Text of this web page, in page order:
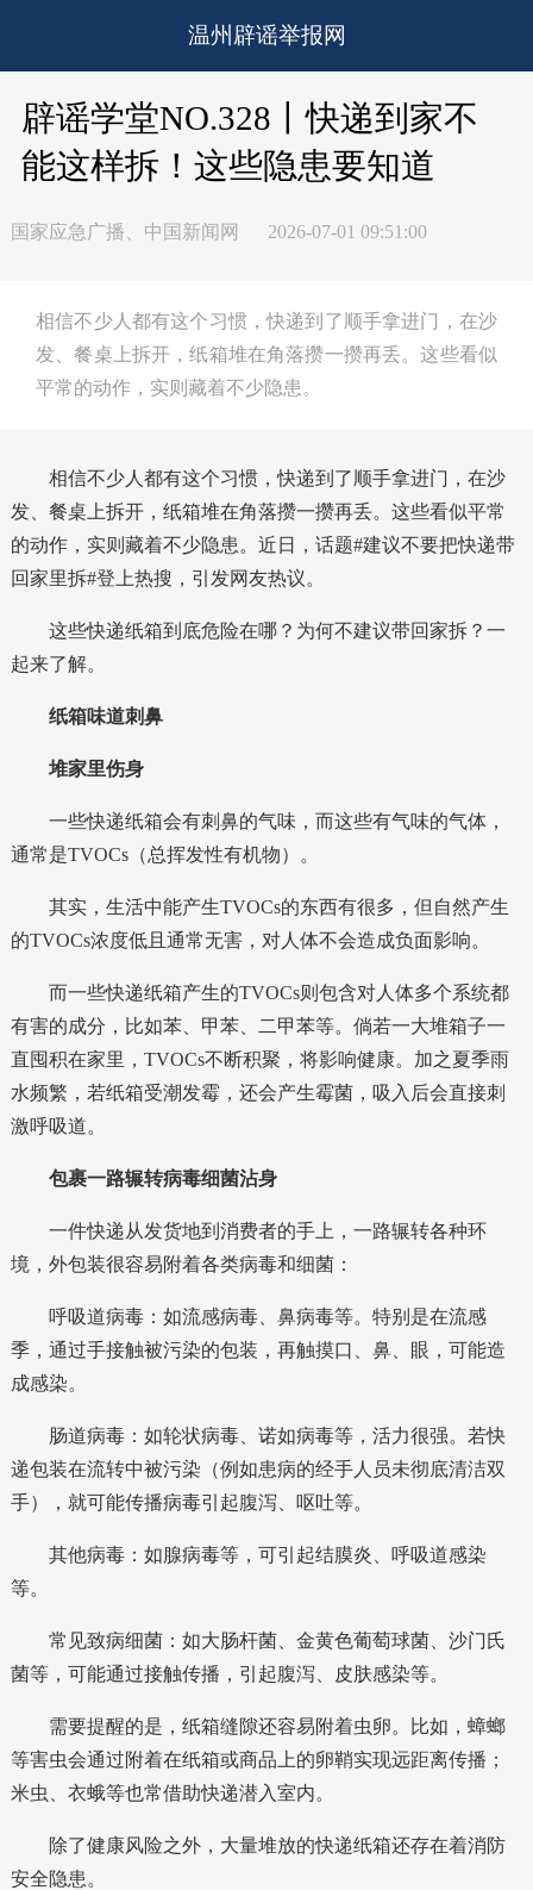
温州辟谣举报网
辟谣学堂NO.328丨快递到家不
能这样拆！这些隐患要知道
国家应急广播、中国新闻网 2026-07-01 09:51:00
相信不少人都有这个习惯，快递到了顺手拿进门，在沙
发、餐桌上拆开，纸箱堆在角落攒一攒再丢。这些看似
平常的动作，实则藏着不少隐患。
相信不少人都有这个习惯，快递到了顺手拿进门，在沙
发、餐桌上拆开，纸箱堆在角落攒一攒再丢。这些看似平常
的动作，实则藏着不少隐患。近日，话题#建议不要把快递带
回家里拆#登上热搜，引发网友热议。
这些快递纸箱到底危险在哪？为何不建议带回家拆？一
起来了解。
纸箱味道刺鼻
堆家里伤身
一些快递纸箱会有刺鼻的气味，而这些有气味的气体，
通常是TVOCs（总挥发性有机物）。
其实，生活中能产生TVOCs的东西有很多，但自然产生
的TVOCs浓度低且通常无害，对人体不会造成负面影响。
而一些快递纸箱产生的TVOCs则包含对人体多个系统都
有害的成分，比如苯、甲苯、二甲苯等。倘若一大堆箱子一
直囤积在家里，TVOCs不断积聚，将影响健康。加之夏季雨
水频繁，若纸箱受潮发霉，还会产生霉菌，吸入后会直接刺
激呼吸道。
包裹一路辗转病毒细菌沾身
一件快递从发货地到消费者的手上，一路辗转各种环
境，外包装很容易附着各类病毒和细菌：
呼吸道病毒： 如流感病毒、 鼻病毒等。特别是在流感
季，通过手接触被污染的包装，再触摸口、鼻、眼，可能造
成感染。
肠道病毒： 如轮状病毒、诺如病毒等，活力很强。若快
递包装在流转中被污染（例如患病的经手人员未彻底清洁双
手），就可能传播病毒引起腹泻、呕吐等。
其他病毒： 如腺病毒等，可引起结膜炎、呼吸道感染
等。
常见致病细菌： 如大肠杆菌、金黄色葡萄球菌、沙门氏
菌等，可能通过接触传播，引起腹泻、皮肤感染等。
需要提醒的是， 纸箱缝隙还容易附着虫卵。比如，蟑螂
等害虫会通过附着在纸箱或商品上的卵鞘实现远距离传播；
米虫、衣蛾等也常借助快递潜入室内。
除了健康风险之外，大量堆放的快递纸箱还存在着消防
安全隐患。